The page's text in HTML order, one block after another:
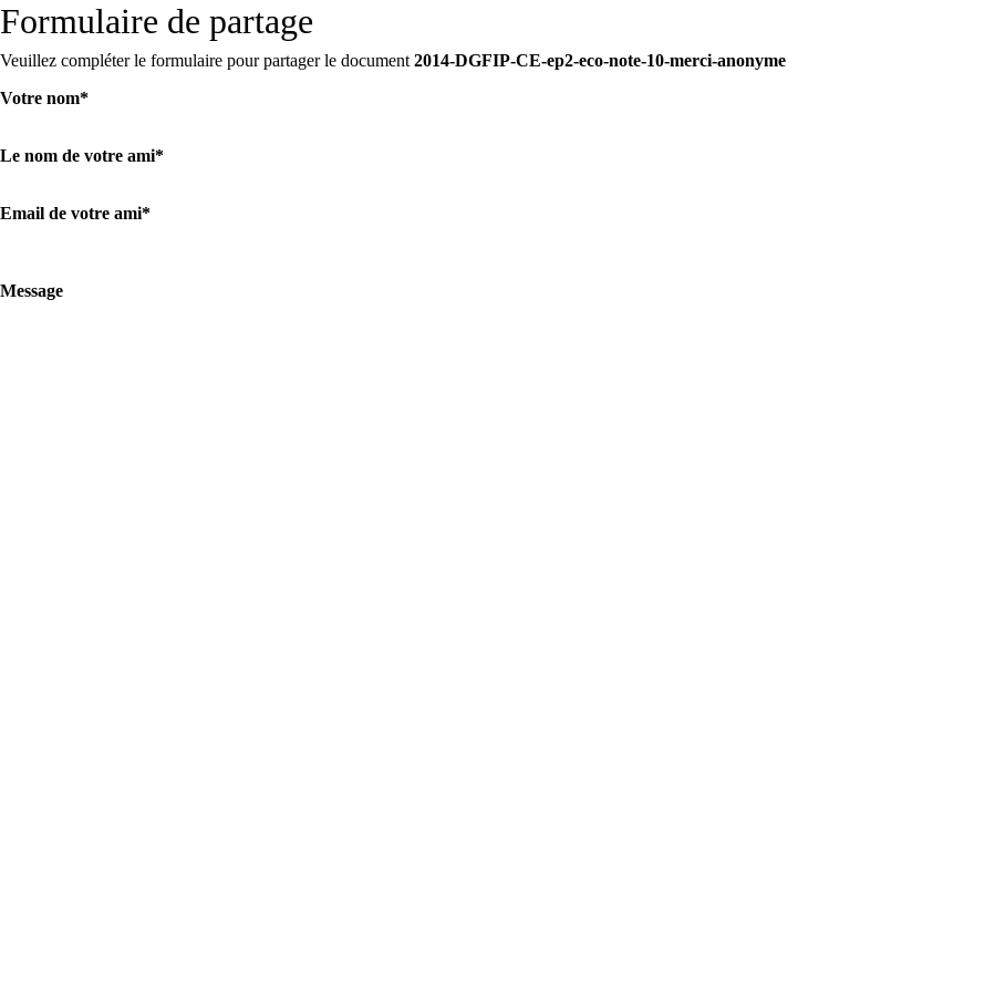
Formulaire de partage
Veuillez compléter le formulaire pour partager le document 2014-DGFIP-CE-ep2-eco-note-10-merci-anonyme
Votre nom*
Le nom de votre ami*
Email de votre ami*
Message